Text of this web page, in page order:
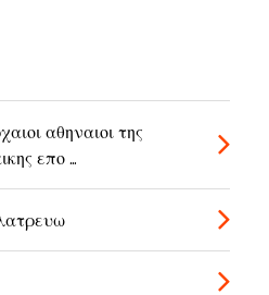
αθηναιοι της
επο ...